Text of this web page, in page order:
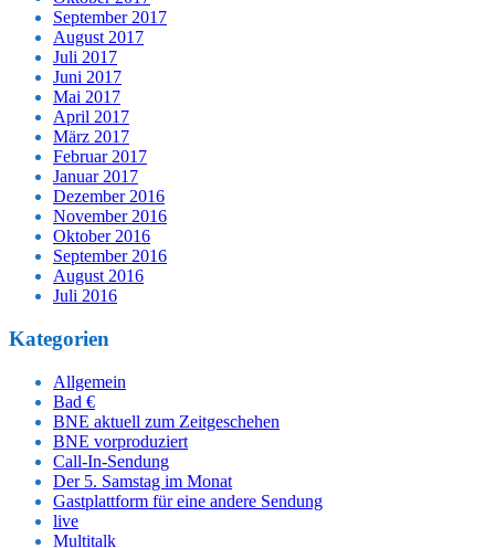
September 2017
August 2017
Juli 2017
Juni 2017
Mai 2017
April 2017
März 2017
Februar 2017
Januar 2017
Dezember 2016
November 2016
Oktober 2016
September 2016
August 2016
Juli 2016
Kategorien
Allgemein
Bad €
BNE aktuell zum Zeitgeschehen
BNE vorproduziert
Call-In-Sendung
Der 5. Samstag im Monat
Gastplattform für eine andere Sendung
live
Multitalk